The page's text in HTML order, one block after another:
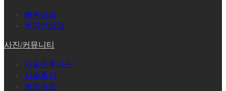
빠른상담
온라인상담
사진/커뮤니티
시술전후사진
시술후기
보도자료